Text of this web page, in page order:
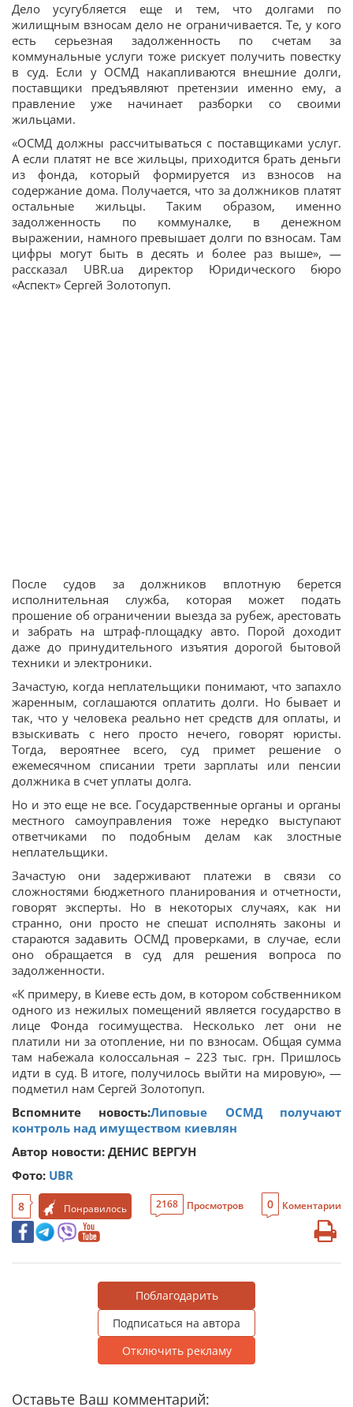
Дело усугубляется еще и тем, что долгами по
жилищным взносам дело не ограничивается. Те, у кого
есть серьезная задолженность по счетам за
коммунальные услуги тоже рискует получить повестку
в суд. Если у ОСМД накапливаются внешние долги,
поставщики предъявляют претензии именно ему, а
правление уже начинает разборки со своими
жильцами.
«ОСМД должны рассчитываться с поставщиками услуг.
А если платят не все жильцы, приходится брать деньги
из фонда, который формируется из взносов на
содержание дома. Получается, что за должников платят
остальные жильцы. Таким образом, именно
задолженность по коммуналке, в денежном
выражении, намного превышает долги по взносам. Там
цифры могут быть в десять и более раз выше», —
рассказал UBR.ua директор Юридического бюро
«Аспект» Сергей Золотопуп.
После судов за должников вплотную берется
исполнительная служба, которая может подать
прошение об ограничении выезда за рубеж, арестовать
и забрать на штраф-площадку авто. Порой доходит
даже до принудительного изъятия дорогой бытовой
техники и электроники.
Зачастую, когда неплательщики понимают, что запахло
жаренным, соглашаются оплатить долги. Но бывает и
так, что у человека реально нет средств для оплаты, и
взыскивать с него просто нечего, говорят юристы.
Тогда, вероятнее всего, суд примет решение о
ежемесячном списании трети зарплаты или пенсии
должника в счет уплаты долга.
Но и это еще не все. Государственные органы и органы
местного самоуправления тоже нередко выступают
ответчиками по подобным делам как злостные
неплательщики.
Зачастую они задерживают платежи в связи со
сложностями бюджетного планирования и отчетности,
говорят эксперты. Но в некоторых случаях, как ни
странно, они просто не спешат исполнять законы и
стараются задавить ОСМД проверками, в случае, если
оно обращается в суд для решения вопроса по
задолженности.
«К примеру, в Киеве есть дом, в котором собственником
одного из нежилых помещений является государство в
лице Фонда госимущества. Несколько лет они не
платили ни за отопление, ни по взносам. Общая сумма
там набежала колоссальная – 223 тыс. грн. Пришлось
идти в суд. В итоге, получилось выйти на мировую», —
подметил нам Сергей Золотопуп.
Вспомните новость:Липовые ОСМД получают
контроль над имуществом киевлян
Автор новости: ДЕНИС ВЕРГУН
Фото: UBR
8 Понравилось 2168 Просмотров 0 Коментарии
Поблагодарить
Подписаться на автора
Отключить рекламу
Оставьте Ваш комментарий: